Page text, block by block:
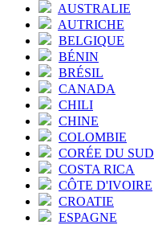
AUSTRALIE
AUTRICHE
BELGIQUE
BÉNIN
BRÉSIL
CANADA
CHILI
CHINE
COLOMBIE
CORÉE DU SUD
COSTA RICA
CÔTE D'IVOIRE
CROATIE
ESPAGNE